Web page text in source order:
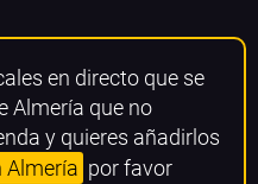
en directo que se
Almería que no
y quieres añadirlos
Almería por favor